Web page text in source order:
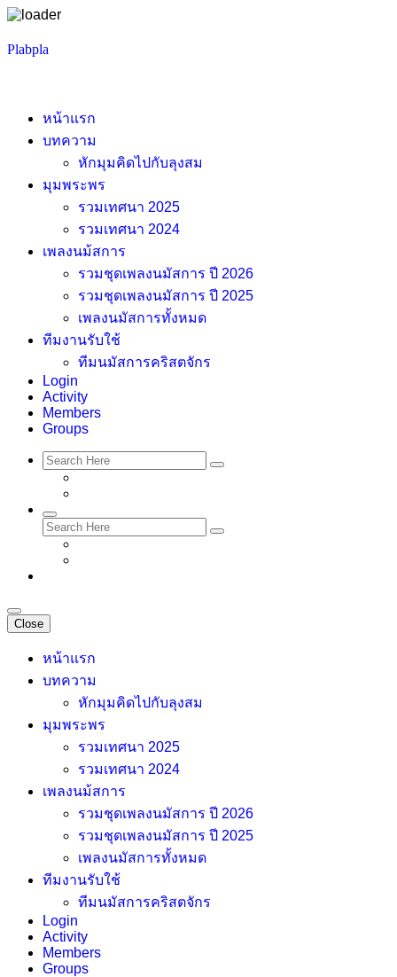
Skip
Plabpla
หน้าแรก
บทความ
หักมุมคิดไปกับลุงสม
มุมพระพร
รวมเทศนา 2025
รวมเทศนา 2024
เพลงนม้สการ
รวมชุดเพลงนมัสการ ปี 2026
รวมชุดเพลงนมัสการ ปี 2025
เพลงนมัสการทั้งหมด
ทีมงานรับใช้
ทีมนมัสการคริสตจักร
Login
Activity
Members
Groups
Close
หน้าแรก
บทความ
หักมุมคิดไปกับลุงสม
มุมพระพร
รวมเทศนา 2025
รวมเทศนา 2024
เพลงนม้สการ
รวมชุดเพลงนมัสการ ปี 2026
รวมชุดเพลงนมัสการ ปี 2025
เพลงนมัสการทั้งหมด
ทีมงานรับใช้
ทีมนมัสการคริสตจักร
Login
Activity
Members
Groups